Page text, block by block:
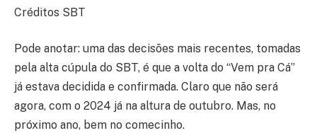
Créditos SBT
Pode anotar: uma das decisões mais recentes, tomadas
pela alta cúpula do SBT, é que a volta do “Vem pra Cá”
já estava decidida e confirmada. Claro que não será
agora, com o 2024 já na altura de outubro. Mas, no
próximo ano, bem no comecinho.